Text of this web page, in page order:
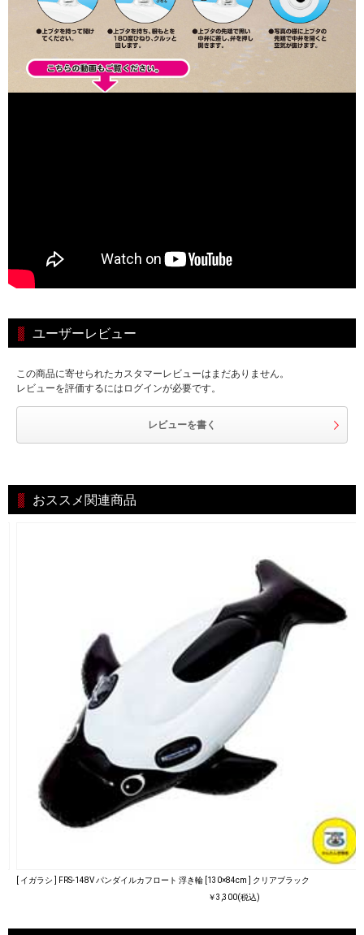
ユーザーレビュー
この商品に寄せられたカスタマーレビューはまだありません。
レビューを評価するにはログインが必要です。
レビューを書く
おススメ関連商品
[ イガラシ ] FRS-148V パンダイルカフロート 浮き輪 [130×84cm ] クリアブラック
￥3,300(税込)